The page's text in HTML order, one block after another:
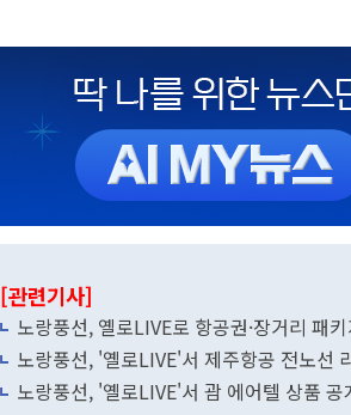
[관련기사]
노랑풍선, 옐로LIVE로 항공권·장거리 패
노랑풍선, '옐로LIVE'서 제주항공 전노선
노랑풍선, '옐로LIVE'서 괌 에어텔 상품 공